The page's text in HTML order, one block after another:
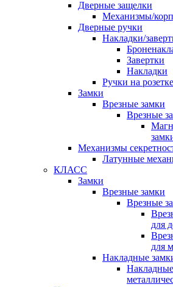
Дверные защелки
Механизмы/
Дверные ручки
Накладки/
Завертки
Накладки
Ручки на розетке
Замки
Врезные замки
Врезные
Механизмы
Латунные
КЛАСС
Замки
Врезные замки
Врезные
для
для
Накладные